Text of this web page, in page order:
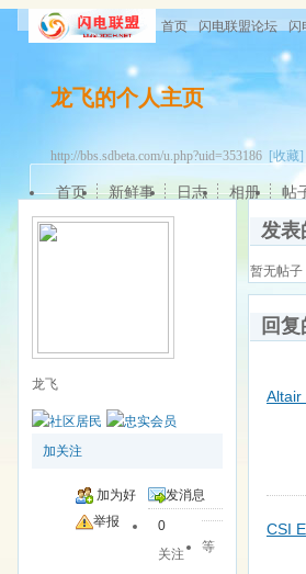
首页 闪电联盟论坛 闪
龙飞的个人主页
http://bbs.sdbeta.com/u.php?uid=353186 [收藏]
首页 新鲜事 日志 相册 帖
龙飞
加关注
加为好
友
发消息
举报
0
关注
等
发表
暂无帖子
回
Altair
CSI